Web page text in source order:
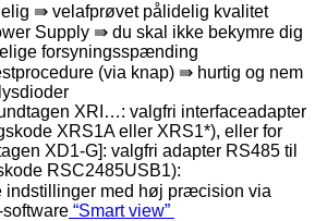
⇛ velafprøvet pålidelig kvalitet
Supply ⇛ du skal ikke bekymre dig
forsyningsspænding
(via knap) ⇛ hurtig og nem
XRI…: valgfri interfaceadapter
XRS1A eller XRS1*), eller for
XD1-G]: valgfri adapter RS485 til
RSC2485USB1):
indstillinger med høj præcision via
“Smart view”